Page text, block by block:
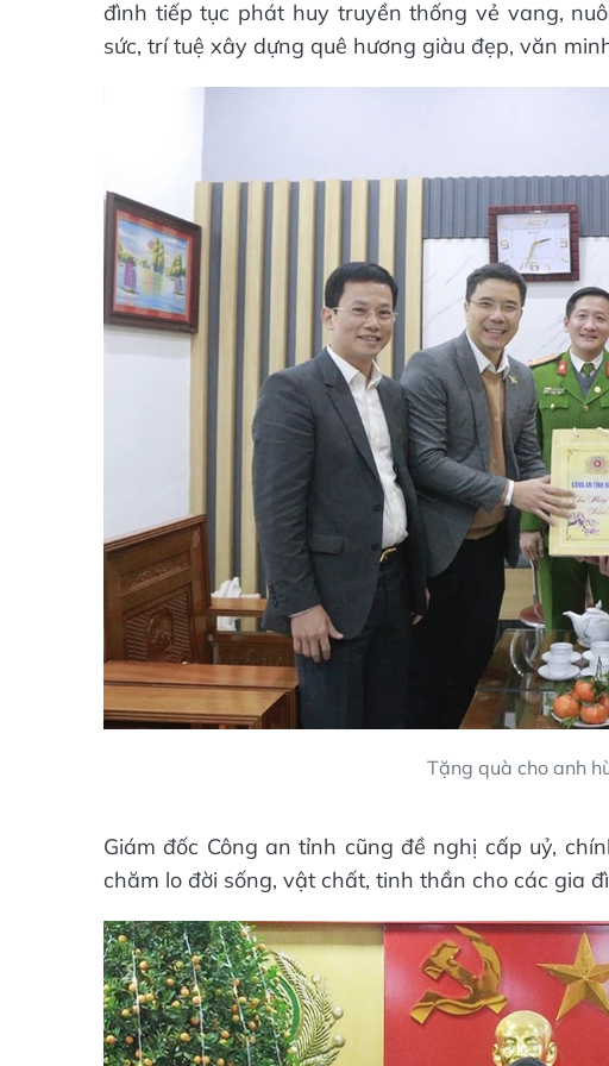
đình tiếp tục phát huy truyền thống vẻ vang,
sức, trí tuệ xây dựng quê hương giàu đẹp, văn
Tặng quà cho anh
Giám đốc Công an tỉnh cũng đề nghị cấp uỷ,
chăm lo đời sống, vật chất, tinh thần cho các gia